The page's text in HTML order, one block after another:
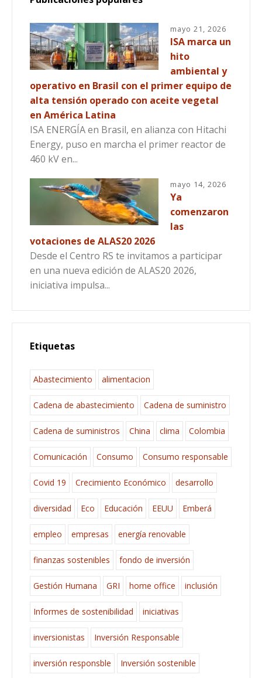
mayo 21, 2026
ISA marca un
hito
ambiental y
operativo en Brasil con el primer equipo de
alta tensión operado con aceite vegetal
en América Latina
ISA ENERGÍA en Brasil, en alianza con Hitachi
Energy, puso en marcha el primer reactor de
460 kV en...
mayo 14, 2026
Ya
comenzaron
las
votaciones de ALAS20 2026
Desde el Centro RS te invitamos a participar
en una nueva edición de ALAS20 2026,
iniciativa impulsa...
Etiquetas
Abastecimiento alimentacion
Cadena de abastecimiento Cadena de suministro
Cadena de suministros China clima Colombia
Comunicación Consumo Consumo responsable
Covid 19 Crecimiento Económico desarrollo
diversidad Eco Educación EEUU Emberá
empleo empresas energía renovable
finanzas sostenibles fondo de inversión
Gestión Humana GRI home office inclusión
Informes de sostenibilidad iniciativas
inversionistas Inversión Responsable
inversión responsble Inversión sostenible